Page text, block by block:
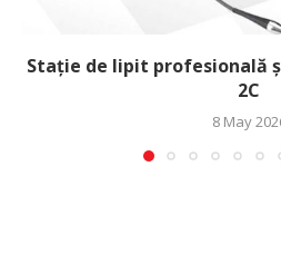
Stație de lipit profesională și
2C
8 May